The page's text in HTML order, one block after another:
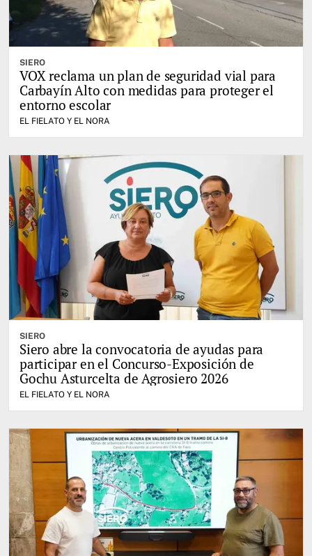
SIERO
VOX reclama un plan de seguridad vial para
Carbayín Alto con medidas para proteger el
entorno escolar
EL FIELATO Y EL NORA
SIERO
Siero abre la convocatoria de ayudas para
participar en el Concurso-Exposición de
Gochu Asturcelta de Agrosiero 2026
EL FIELATO Y EL NORA